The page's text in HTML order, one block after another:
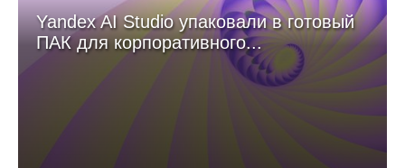
Yandex AI Studio упаковали в готовый
ПАК для корпоративного...